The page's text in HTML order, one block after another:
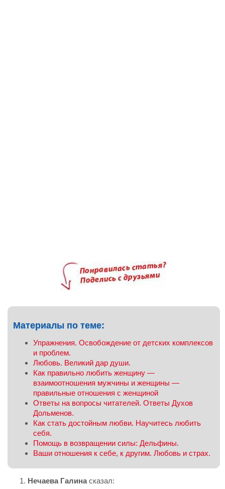
Материалы по теме:
Упражнения. Освобождение от детских комплексов
и проблем.
Любовь. Великий дар души.
Как правильно любить женщину —
взаимоотношения мужчины и женщины —
правильные отношения с женщиной
Ответы на вопросы читателей. Ответы Духов
Дольменов.
Как стать достойным любви. Научитесь любить
себя.
Помощь в возвращении силы: Дельфины.
Ваши отношения к себе, к другим. Любовь и страх.
Нечаева Галинасказал: